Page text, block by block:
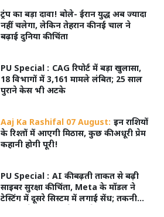
ट्रंप का बड़ा दावा! बोले- ईरान युद्ध अब ज्यादा
नहीं चलेगा, लेकिन तेहरान की नई चाल ने
बढ़ाई दुनिया की चिंता
PU Special : CAG रिपोर्ट में बड़ा खुलासा,
18 विभागों में 3,161 मामले लंबित; 25 साल
पुराने केस भी अटके
Aaj Ka Rashifal 07 August: इन राशियों
के रिश्तों में आएगी मिठास, कुछ की अधूरी प्रेम
कहानी होगी पूरी!
PU Special : AI की बढ़ती ताकत से बढ़ी
साइबर सुरक्षा की चिंता, Meta के मॉडल ने
टेस्टिंग में दूसरे सिस्टम में लगाई सेंध; तकनीकी